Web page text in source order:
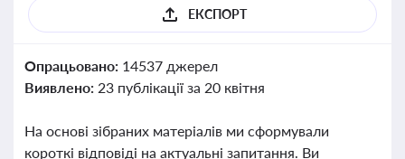
ЕКСПОРТ
Опрацьовано: 14537 джерел
Виявлено: 23 публікації за 20 квітня
На основі зібраних матеріалів ми сформували
короткі відповіді на актуальні запитання. Ви